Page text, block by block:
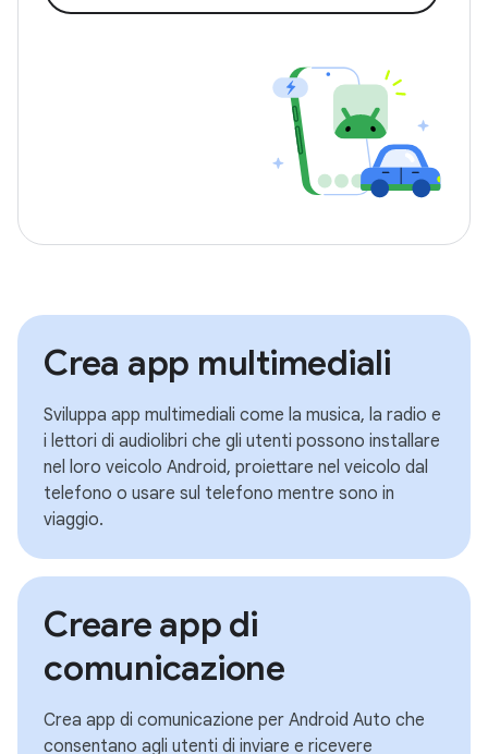
Crea app multimediali
Sviluppa app multimediali come la musica, la radio e
i lettori di audiolibri che gli utenti possono installare
nel loro veicolo Android, proiettare nel veicolo dal
telefono o usare sul telefono mentre sono in
viaggio.
Creare app di
comunicazione
Crea app di comunicazione per Android Auto che
consentano agli utenti di inviare e ricevere